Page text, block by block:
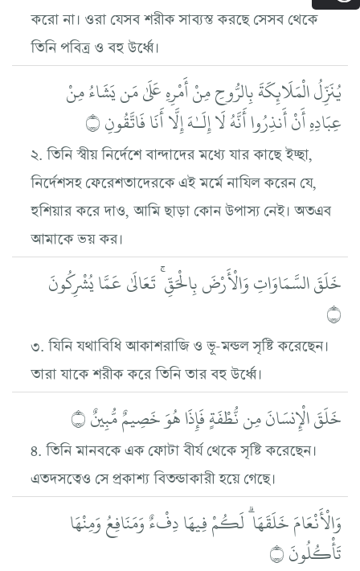
করো না। ওরা যেসব শরীক সাব্যস্ত করছে সেসব থেকে
তিনি পবিত্র ও বহু উর্ধ্বে।
يُنَزِّلُ الْمَلَائِكَةَ بِالرُّوحِ مِنْ أَمْرِهِ عَلَىٰ مَن يَشَاءُ مِنْ
عِبَادِهِ أَنْ أَنذِرُوا أَنَّهُ لَا إِلَـٰهَ إِلَّا أَنَا فَاتَّقُونِ ۝
২. তিনি স্বীয় নির্দেশে বান্দাদের মধ্যে যার কাছে ইচ্ছা,
নির্দেশসহ ফেরেশতাদেরকে এই মর্মে নাযিল করেন যে,
হুশিয়ার করে দাও, আমি ছাড়া কোন উপাস্য নেই। অতএব
আমাকে ভয় কর।
خَلَقَ السَّمَاوَاتِ وَالْأَرْضَ بِالْحَقِّ ۚ تَعَالَىٰ عَمَّا يُشْرِكُونَ
۝
৩. যিনি যথাবিধি আকাশরাজি ও ভূ-মন্ডল সৃষ্টি করেছেন।
তারা যাকে শরীক করে তিনি তার বহু উর্ধ্বে।
خَلَقَ الْإِنسَانَ مِن نُّطْفَةٍ فَإِذَا هُوَ خَصِيمٌ مُّبِينٌ ۝
৪. তিনি মানবকে এক ফোটা বীর্য থেকে সৃষ্টি করেছেন।
এতদসত্বেও সে প্রকাশ্য বিতন্ডাকারী হয়ে গেছে।
وَالْأَنْعَامَ خَلَقَهَا ۗ لَكُمْ فِيهَا دِفْءٌ وَمَنَافِعُ وَمِنْهَا
تَأْكُلُونَ ۝